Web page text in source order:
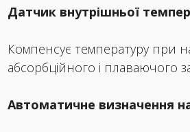
Датчик внутрішньої
Компенсує температуру при
абсорбційного і плаваючого
Автоматичне визначення